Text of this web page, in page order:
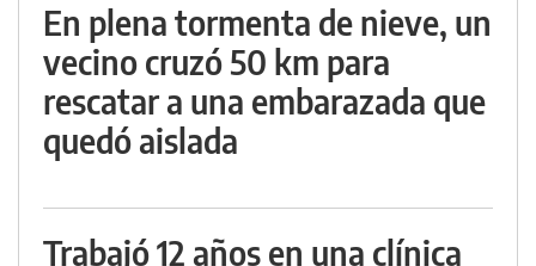
En plena tormenta de nieve, un
vecino cruzó 50 km para
rescatar a una embarazada que
quedó aislada
Trabajó 12 años en una clínica